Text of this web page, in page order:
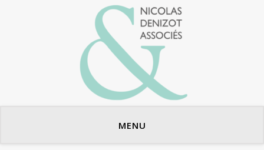
MENU